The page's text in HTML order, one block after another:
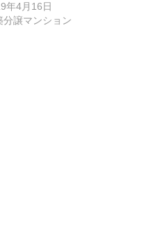
年4月16日
分譲マンション